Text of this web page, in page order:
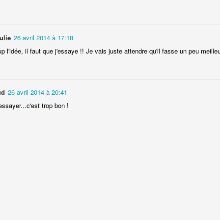
26 avril 2014 à 17:18
l'idée, il faut que j'essaye !! Je vais juste attendre qu'il fasse un peu
26 avril 2014 à 20:41
trop bon !
Camembert fondant au sirop Chou pointu sauté à